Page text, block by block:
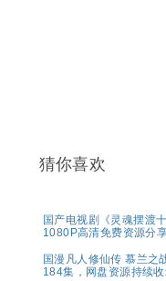
猜你喜欢
国产电视剧《灵魂摆渡
1080P高清免费资源分
国漫凡人修仙传 慕兰之
184集，网盘资源持续收